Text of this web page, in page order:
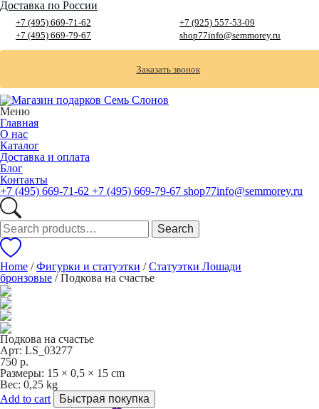
Доставка по России
+7 (495) 669-71-62
+7 (495) 669-79-67
+7 (925) 557-53-09
shop77info@semmorey.ru
Заказать звонок
Меню
Главная
О нас
Каталог
Доставка и оплата
Блог
Контакты
+7 (495) 669-71-62 +7 (495) 669-79-67 shop77info@semmorey.ru
Search
for:
Search
Home /Фигурки и статуэтки /Статуэтки Лошади
бронзовые / Подкова на счастье
Подкова на счастье
Арт: LS_03277
750 р.
Размеры: 15 × 0,5 × 15 cm
Вес: 0,25 kg
Add to cart
Быстрая покупка